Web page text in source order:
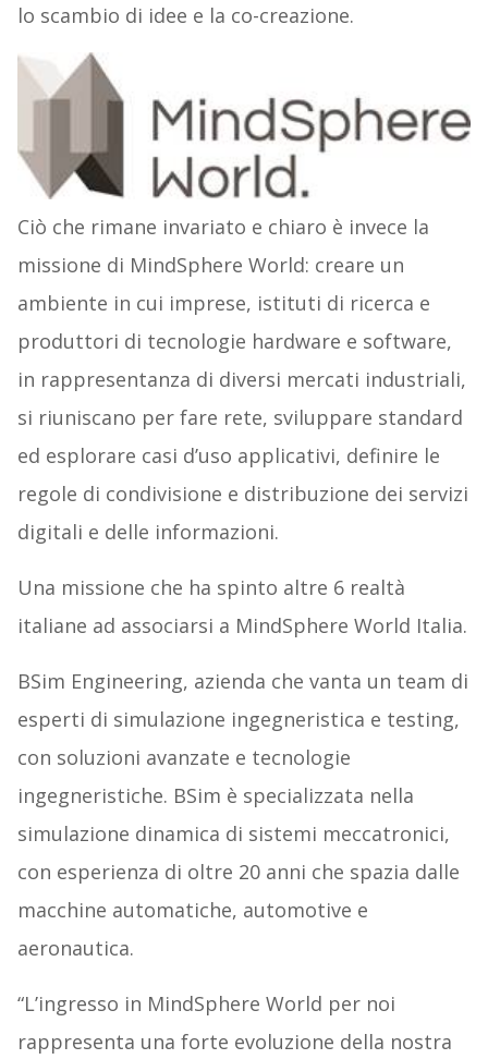
lo scambio di idee e la co-creazione.
Ciò che rimane invariato e chiaro è invece la
missione di MindSphere World: creare un
ambiente in cui imprese, istituti di ricerca e
produttori di tecnologie hardware e software,
in rappresentanza di diversi mercati industriali,
si riuniscano per fare rete, sviluppare standard
ed esplorare casi d’uso applicativi, definire le
regole di condivisione e distribuzione dei servizi
digitali e delle informazioni.
Una missione che ha spinto altre 6 realtà
italiane ad associarsi a MindSphere World Italia.
BSim Engineering, azienda che vanta un team di
esperti di simulazione ingegneristica e testing,
con soluzioni avanzate e tecnologie
ingegneristiche. BSim è specializzata nella
simulazione dinamica di sistemi meccatronici,
con esperienza di oltre 20 anni che spazia dalle
macchine automatiche, automotive e
aeronautica.
“L’ingresso in MindSphere World per noi
rappresenta una forte evoluzione della nostra